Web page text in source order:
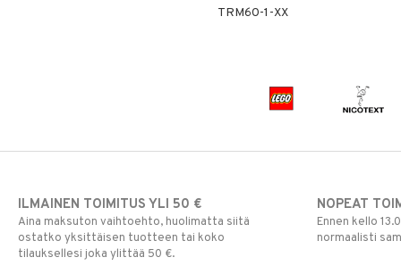
TRM60-1-XX
ILMAINEN TOIMITUS YLI 50 €
Aina maksuton vaihtoehto, huolimatta siitä
ostatko yksittäisen tuotteen tai koko
tilauksellesi joka ylittää 50 €.
NOPEAT
Ennen kello
normaalisti